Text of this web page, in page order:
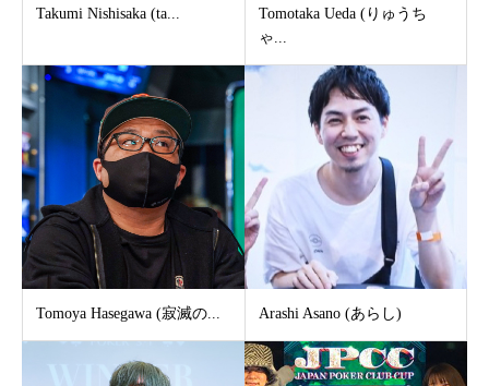
Takumi Nishisaka (ta...
Tomotaka Ueda (りゅうち
ゃ...
Tomoya Hasegawa (寂滅の... Arashi Asano (あらし)